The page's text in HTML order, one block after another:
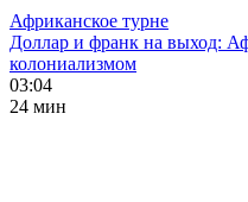
Африканское турне
Доллар и франк на выход:
колониализмом
03:04
24 мин